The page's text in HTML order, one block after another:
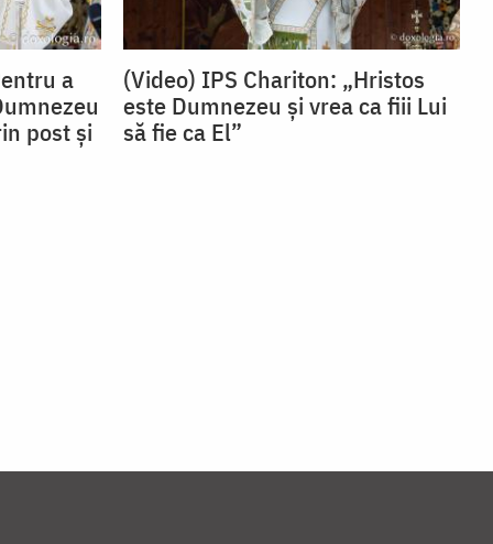
a
post și
(Video) IPS Chariton: „Hristos
este Dumnezeu și vrea ca fiii Lui
să fie ca El”